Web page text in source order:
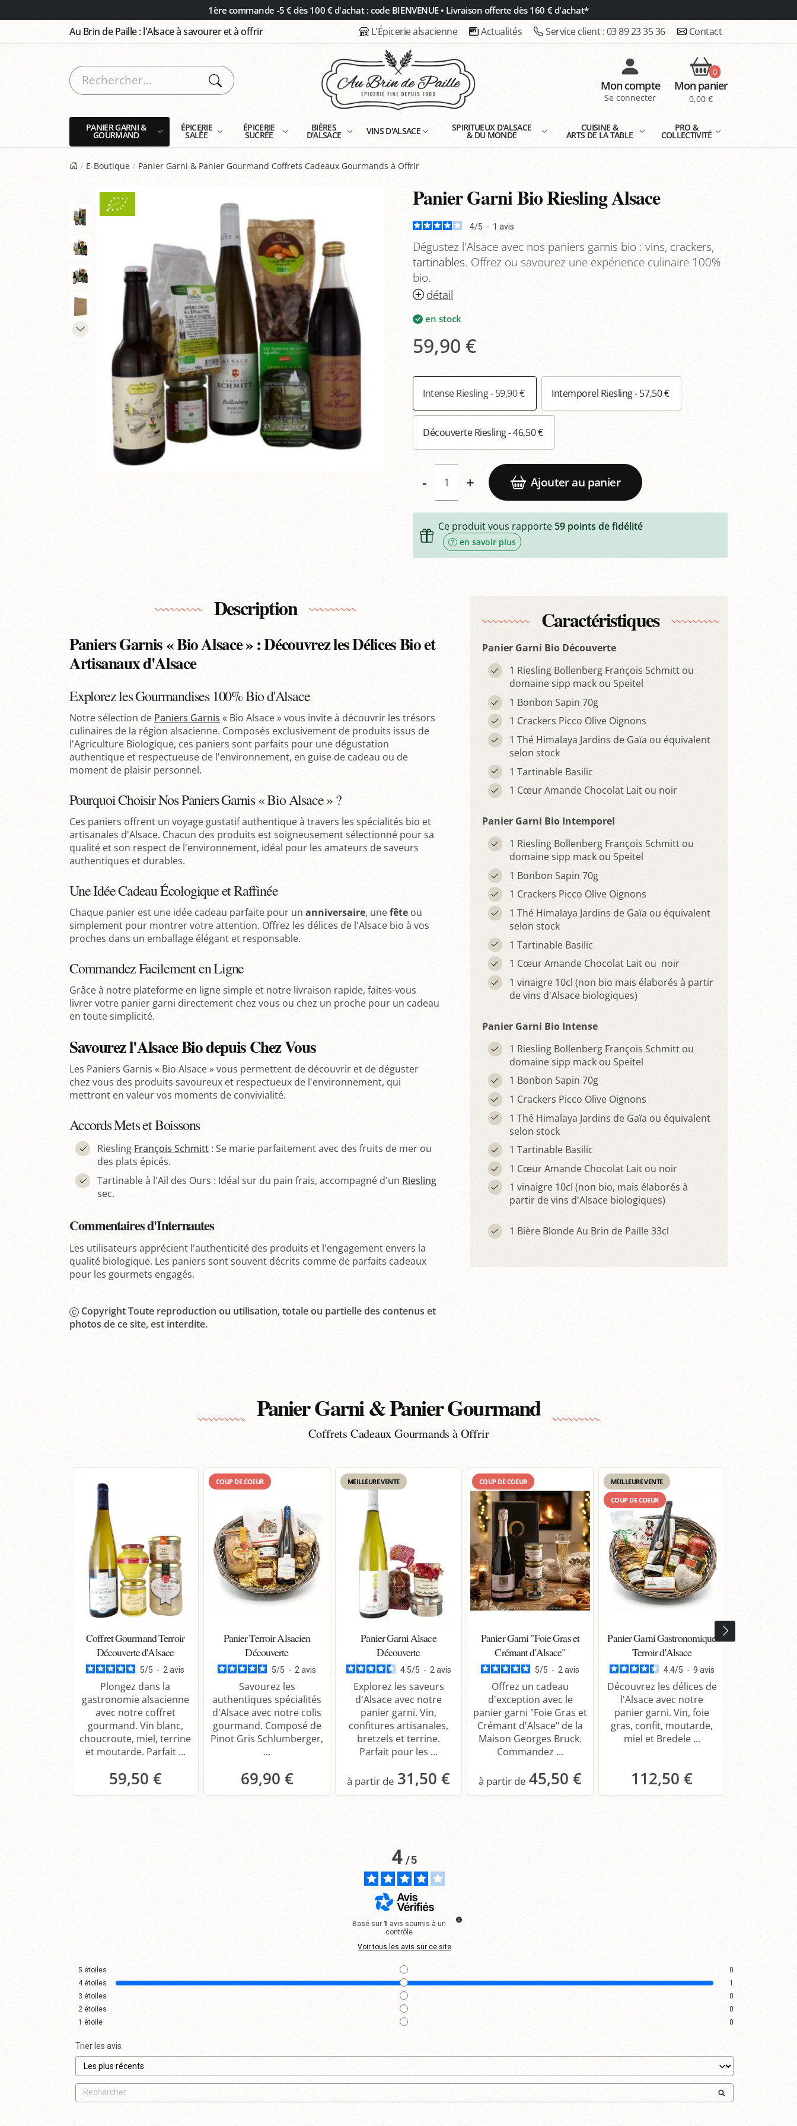
1ère commande -5 € dès 100 € d'achat : code BIENVENUE • Livraison offerte dès 160 € d'achat*
Au Brin de Paille : l'Alsace à savourer et à offrir L'Épicerie alsacienne Actualités Service client :03 89 23 35 36 Contact
Mon compte
Se connecter
0
Mon panier
0,00 €
PANIER GARNI &
GOURMAND
ÉPICERIE
SALÉE
ÉPICERIE
SUCRÉE
BIÈRES
D'ALSACE VINS D'ALSACE SPIRITUEUX D'ALSACE
& DU MONDE
CUISINE &
ARTS DE LA TABLE
PRO &
COLLECTIVITÉ
E-Boutique Panier Garni & Panier Gourmand Coffrets Cadeaux Gourmands à Offrir
Panier Garni Bio Riesling Alsace
4/5 - 1 avis
Dégustez l'Alsace avec nos paniers garnis bio : vins, crackers,
tartinables. Offrez ou savourez une expérience culinaire 100%
bio.
détail
en stock
59,90 €
Intense Riesling - 59,90 € Intemporel Riesling - 57,50 €
Découverte Riesling - 46,50 €
- + Ajouter au panier
Ce produit vous rapporte 59 points de fidélité
en savoir plus
Description
Paniers Garnis « Bio Alsace » : Découvrez les Délices Bio et
Artisanaux d'Alsace
Explorez les Gourmandises 100% Bio d'Alsace
Notre sélection de Paniers Garnis « Bio Alsace » vous invite à découvrir les trésors
culinaires de la région alsacienne. Composés exclusivement de produits issus de
l'Agriculture Biologique, ces paniers sont parfaits pour une dégustation
authentique et respectueuse de l'environnement, en guise de cadeau ou de
moment de plaisir personnel.
Pourquoi Choisir Nos Paniers Garnis « Bio Alsace » ?
Ces paniers offrent un voyage gustatif authentique à travers les spécialités bio et
artisanales d'Alsace. Chacun des produits est soigneusement sélectionné pour sa
qualité et son respect de l'environnement, idéal pour les amateurs de saveurs
authentiques et durables.
Une Idée Cadeau Écologique et Raffinée
Chaque panier est une idée cadeau parfaite pour un anniversaire, unefête ou
simplement pour montrer votre attention. Offrez les délices de l'Alsace bio à vos
proches dans un emballage élégant et responsable.
Commandez Facilement en Ligne
Grâce à notre plateforme en ligne simple et notre livraison rapide, faites-vous
livrer votre panier garni directement chez vous ou chez un proche pour un cadeau
en toute simplicité.
Savourez l'Alsace Bio depuis Chez Vous
Les Paniers Garnis « Bio Alsace » vous permettent de découvrir et de déguster
chez vous des produits savoureux et respectueux de l'environnement, qui
mettront en valeur vos moments de convivialité.
Accords Mets et Boissons
Riesling François Schmitt: Se marie parfaitement avec des fruits de mer ou
des plats épicés.
Tartinable à l'Ail des Ours : Idéal sur du pain frais, accompagné d'un Riesling
sec.
Commentaires d'Internautes
Les utilisateurs apprécient l'authenticité des produits et l'engagement envers la
qualité biologique. Les paniers sont souvent décrits comme de parfaits cadeaux
pour les gourmets engagés.
Copyright Toute reproduction ou utilisation, totale ou partielle des contenus et
photos de ce site, est interdite.
Caractéristiques
Panier Garni Bio Découverte
1 Riesling Bollenberg François Schmitt ou
domaine sipp mack ou Speitel
1 Bonbon Sapin 70g
1 Crackers Picco Olive Oignons
1 Thé Himalaya Jardins de Gaïa ou équivalent
selon stock
1 Tartinable Basilic
1 Cœur Amande Chocolat Lait ou noir
Panier Garni Bio Intemporel
1 Riesling Bollenberg François Schmitt ou
domaine sipp mack ou Speitel
1 Bonbon Sapin 70g
1 Crackers Picco Olive Oignons
1 Thé Himalaya Jardins de Gaïa ou équivalent
selon stock
1 Tartinable Basilic
1 Cœur Amande Chocolat Lait ou noir
1 vinaigre 10cl (non bio mais élaborés à partir
de vins d'Alsace biologiques)
Panier Garni Bio Intense
1 Riesling Bollenberg François Schmitt ou
domaine sipp mack ou Speitel
1 Bonbon Sapin 70g
1 Crackers Picco Olive Oignons
1 Thé Himalaya Jardins de Gaïa ou équivalent
selon stock
1 Tartinable Basilic
1 Cœur Amande Chocolat Lait ou noir
1 vinaigre 10cl (non bio, mais élaborés à
partir de vins d'Alsace biologiques)
1 Bière Blonde Au Brin de Paille 33cl
Panier Garni & Panier Gourmand
Coffrets Cadeaux Gourmands à Offrir
Coffret Gourmand Terroir
Découverte d'Alsace
5/5 - 2 avis
Plongez dans la
gastronomie alsacienne
avec notre coffret
gourmand. Vin blanc,
choucroute, miel, terrine
et moutarde. Parfait ...
59,50 €
COUP DE COEUR
Panier Terroir Alsacien
Découverte
5/5 - 2 avis
Savourez les
authentiques spécialités
d'Alsace avec notre colis
gourmand. Composé de
Pinot Gris Schlumberger,
...
69,90 €
MEILLEURE VENTE
Panier Garni Alsace
Découverte
4.5/5 - 2 avis
Explorez les saveurs
d'Alsace avec notre
panier garni. Vin,
confitures artisanales,
bretzels et terrine.
Parfait pour les ...
31,50 €
COUP DE COEUR
Panier Garni "Foie Gras et
Crémant d'Alsace"
5/5 - 2 avis
Offrez un cadeau
d'exception avec le
panier garni "Foie Gras et
Crémant d'Alsace" de la
Maison Georges Bruck.
Commandez ...
45,50 €
MEILLEURE VENTE
COUP DE COEUR
Panier Garni Gastronomique
Terroir d'Alsace
4.4/5 - 9 avis
Découvrez les délices de
l'Alsace avec notre
panier garni. Vin, foie
gras, confit, moutarde,
miel et Bredele ...
112,50 €
4/5
Basé sur 1 avis soumis à un
contrôle
Voir tous les avis sur ce site
5 étoiles
0
4 étoiles
1
3 étoiles
0
2 étoiles
0
1 étoile 0
Trier les avis